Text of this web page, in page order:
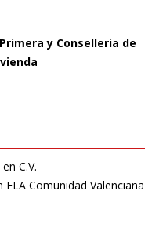
y Conselleria de
C.V.
Comunidad Valenciana